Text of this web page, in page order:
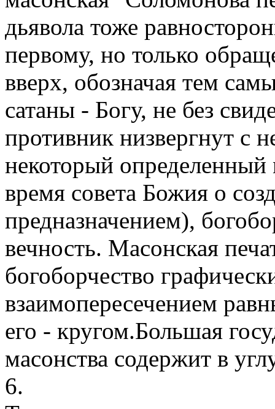
дьявола тоже
первому, но только
вверх, обозначая тем
сатаны - Богу, не без
противник низвергнут с
некоторый
время совета Божия о
предназначением),
вечность. Масонская
богоборчество
взаимопересечением
его - кругом.Большая
масонства содержит в
6.